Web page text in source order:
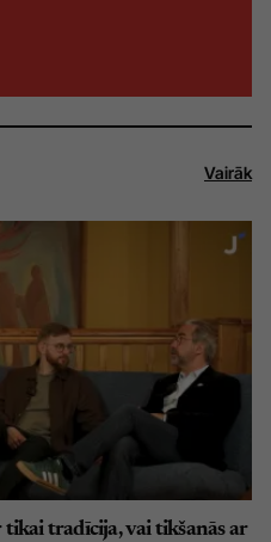
Vairāk
tradīcija, vai tikšanās ar